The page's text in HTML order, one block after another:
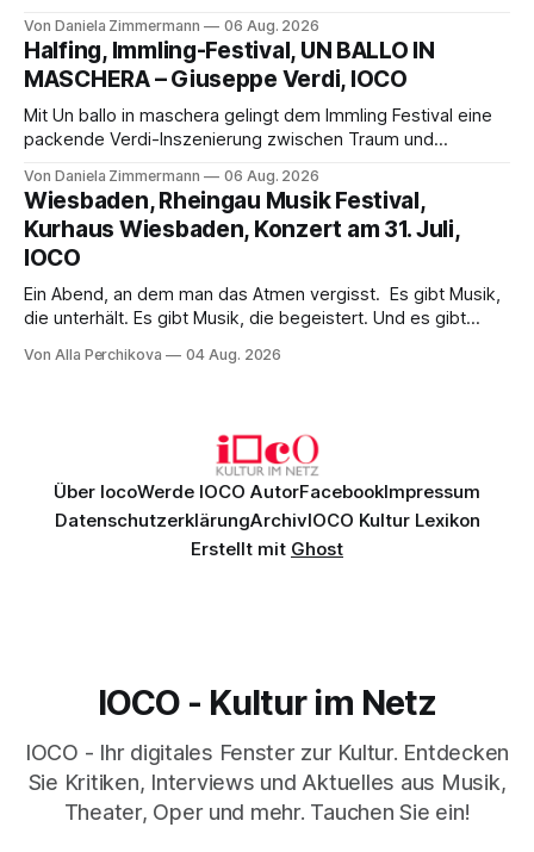
Aufführung mit starken Solisten und den Wiener
Philharmonikern, szenisch bleibt der zweite Akt jedoch
hinter den Erwartungen zurück.
Von Daniela Zimmermann 06 Aug. 2026
Halfing, Immling-Festival, UN BALLO IN
MASCHERA – Giuseppe Verdi, IOCO
Mit Un ballo in maschera gelingt dem Immling Festival eine
packende Verdi-Inszenierung zwischen Traum und
psychologische Tiefe mit starken Bildern, getragen von
einem spielfreudigen Ensemble und einer musikalisch
überzeugenden Gesamtleistung.
Von Daniela Zimmermann 06 Aug. 2026
Wiesbaden, Rheingau Musik Festival,
Kurhaus Wiesbaden, Konzert am 31. Juli,
IOCO
Ein Abend, an dem man das Atmen vergisst. Es gibt Musik,
die unterhält. Es gibt Musik, die begeistert. Und es gibt
Genau so war der Abend im Kurhaus Wiesbaden, an dem
Von Alla Perchikova 04 Aug. 2026
Über IocoWerde IOCO AutorFacebookImpressum
DatenschutzerklärungArchivIOCO Kultur Lexikon
Erstellt mit Ghost
IOCO - Kultur im Netz
IOCO - Ihr digitales Fenster zur Kultur. Entdecken
Sie Kritiken, Interviews und Aktuelles aus Musik,
Theater, Oper und mehr. Tauchen Sie ein!